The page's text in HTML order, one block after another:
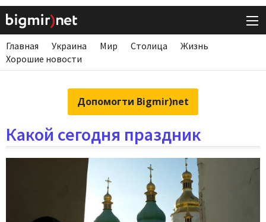
Главная Украина Мир Столица
Жизнь
Хорошие новости
Допомогти Bigmir)net
Какой сегодня праздник